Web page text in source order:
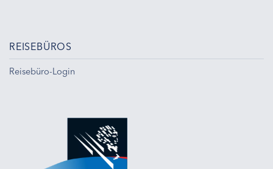
REISEBÜROS
Reisebüro-Login